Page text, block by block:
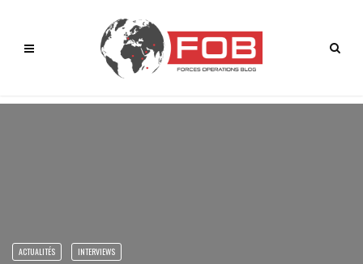
ACTUALITÉS INTERVIEWS